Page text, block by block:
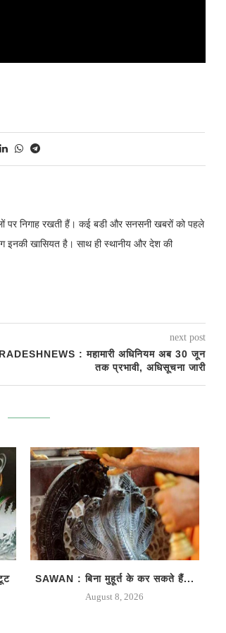
पर निगाह रखती हैं। कई बडी और सनसनी खबरों को पहले
इनकी खासियत है। साथ ही स्थानीय और देश की
next post
: महामारी अधिनियम अब 30 जून
तक प्रभावी, अधिसूचना जारी
SAWAN : बिना मुहूर्त के कर सकते हैं...
August 8, 2026